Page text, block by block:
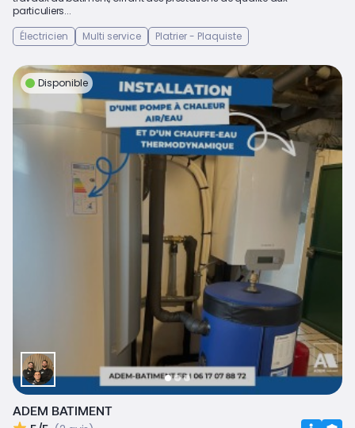
particuliers...
Électricien
Multi service Platrier - Plaquiste
Disponible
ADEM BATIMENT